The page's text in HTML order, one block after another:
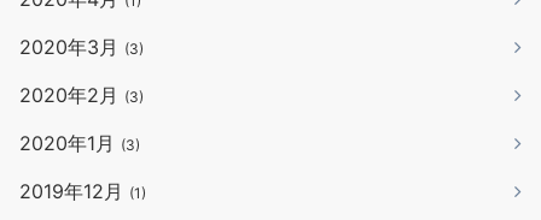
2020年3月 (3)
2020年2月 (3)
2020年1月 (3)
2019年12月 (1)